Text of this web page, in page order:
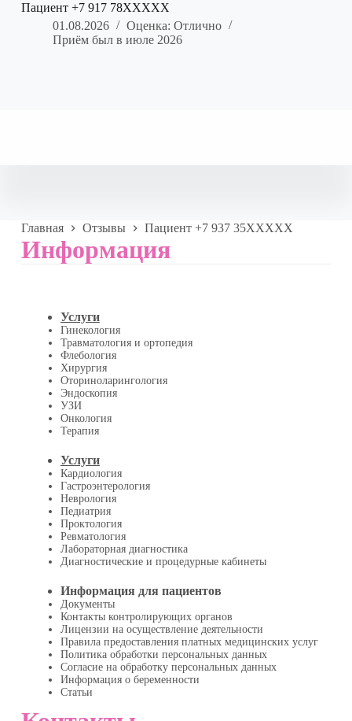
Пациент +7 917 78XXXXX
01.08.2026
Оценка: Отлично
Приём был в июле 2026
Главная Отзывы Пациент +7 937 35XXXXX
Информация
Услуги
Гинекология
Травматология и ортопедия
Флебология
Хирургия
Оториноларингология
Эндоскопия
УЗИ
Онкология
Терапия
Услуги
Кардиология
Гастроэнтерология
Неврология
Педиатрия
Проктология
Ревматология
Лабораторная диагностика
Диагностические и процедурные кабинеты
Информация для пациентов
Документы
Контакты контролирующих органов
Лицензии на осуществление деятельности
Правила предоставления платных медицинских услуг
Политика обработки персональных данных
Согласие на обработку персональных данных
Информация о беременности
Статьи